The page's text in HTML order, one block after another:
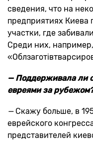
сведения, что на
предприятиях Киева
участки, где
Среди них,
— Поддерживала ли
евреями за
— Скажу больше, в
еврейского
представителей